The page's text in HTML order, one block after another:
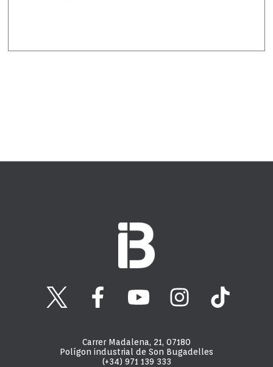
Carrer Madalena, 21, 07180
Polígon industrial de Son Bugadelles
(+34) 971 139 333